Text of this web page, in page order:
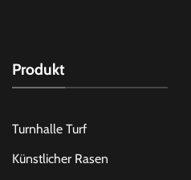
Produkt
Turnhalle Turf
Künstlicher Rasen